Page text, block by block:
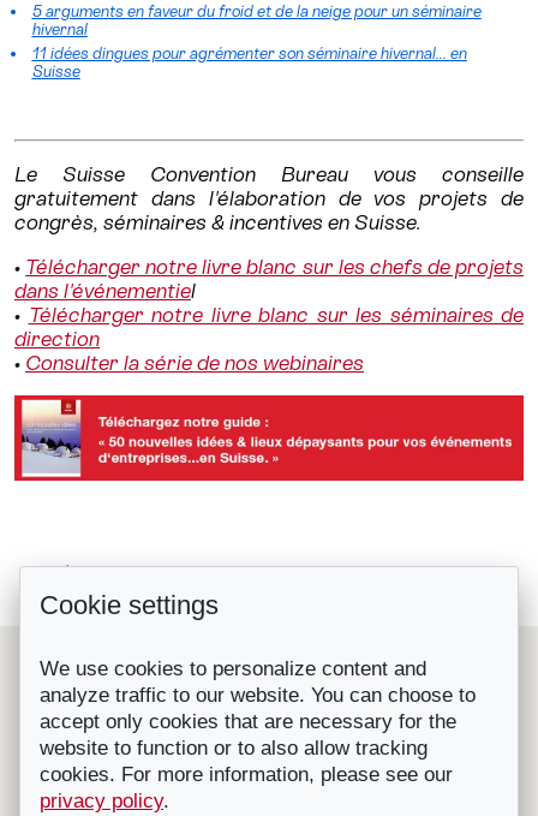
5 arguments en faveur du froid et de la neige pour un séminaire
hivernal
11 idées dingues pour agrémenter son séminaire hivernal... en
Suisse
Le Suisse Convention Bureau vous conseille
gratuitement dans l'élaboration de vos projets de
congrès, séminaires & incentives en Suisse.
• Télécharger notre livre blanc sur les chefs de projets
dans l'événementiel
• Télécharger notre livre blanc sur les séminaires de
direction
• Consulter la série de nos webinaires
La Suisse ? Ce sont les organisateurs...
Le Suisse Convention Bureau (SCIB) est une organisation
nationale à but non lucratif qui représente les principales
destinations et prestataires de congrès, séminaires et
incentives en Suisse.
Affilié à l'OT Suisse, il fournit gratuitement des conseils et
de l'aide pour l'organisation de congrès, convention,
séminaires, incentives, voyages RP etc. en Suisse.
Cookie settings
We use cookies to personalize content and
analyze traffic to our website. You can choose to
accept only cookies that are necessary for the
website to function or to also allow tracking
cookies. For more information, please see our
privacy policy.